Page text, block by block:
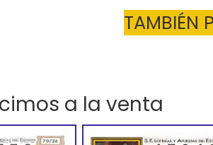
TAMBIÉN
a la venta